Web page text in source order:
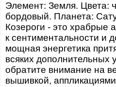
Элемент: Земля. Цвета:
бордовый. Планета:
Козероги - это храбрые
к сентиментальности и
мощная энергетика
всяких дополнительных
обратите внимание на
вышивкой,